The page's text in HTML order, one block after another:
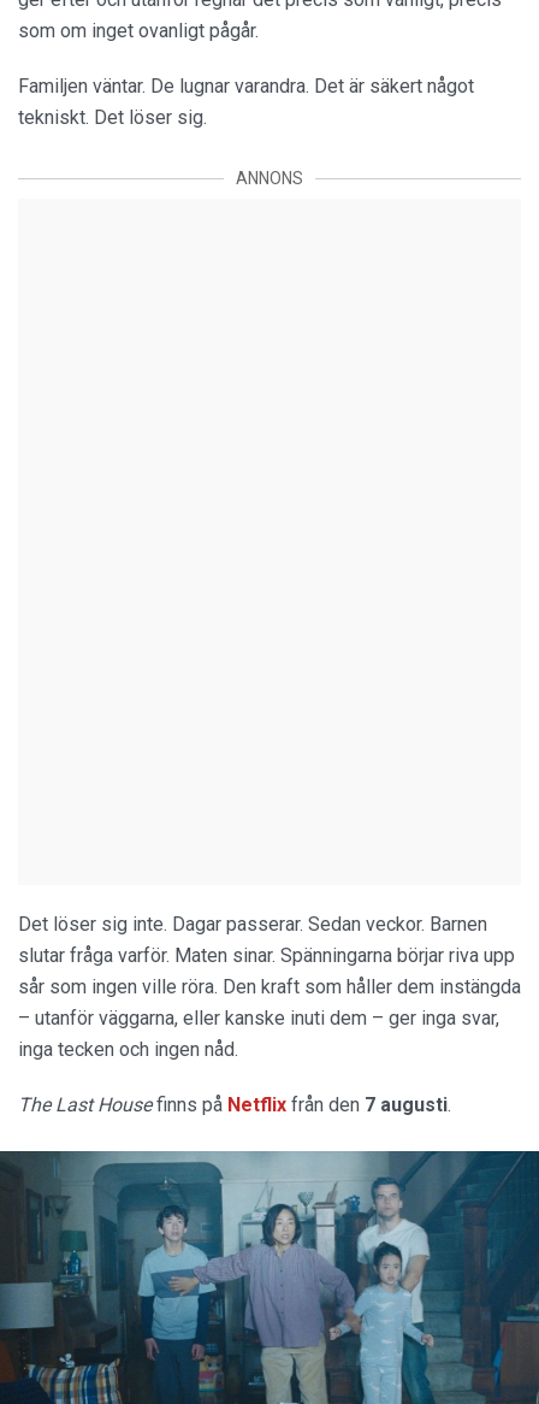
som om inget ovanligt pågår.
Familjen väntar. De lugnar varandra. Det är säkert något
tekniskt. Det löser sig.
ANNONS
Det löser sig inte. Dagar passerar. Sedan veckor. Barnen
slutar fråga varför. Maten sinar. Spänningarna börjar riva upp
sår som ingen ville röra. Den kraft som håller dem instängda
– utanför väggarna, eller kanske inuti dem – ger inga svar,
inga tecken och ingen nåd.
The Last Housefinns på Netflix från den 7 augusti.